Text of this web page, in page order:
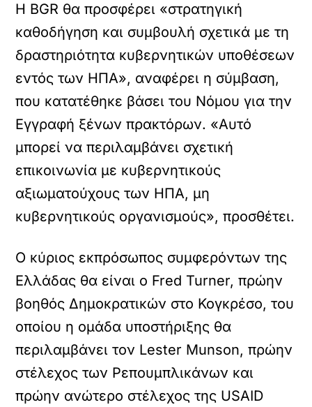
Η BGR θα προσφέρει «στρατηγική
καθοδήγηση και συμβουλή σχετικά με τη
δραστηριότητα κυβερνητικών υποθέσεων
εντός των ΗΠΑ», αναφέρει η σύμβαση,
που κατατέθηκε βάσει του Νόμου για την
Εγγραφή ξένων πρακτόρων. «Αυτό
μπορεί να περιλαμβάνει σχετική
επικοινωνία με κυβερνητικούς
αξιωματούχους των ΗΠΑ, μη
κυβερνητικούς οργανισμούς», προσθέτει.
Ο κύριος εκπρόσωπος συμφερόντων της
Ελλάδας θα είναι ο Fred Turner, πρώην
βοηθός Δημοκρατικών στο Κογκρέσο, του
οποίου η ομάδα υποστήριξης θα
περιλαμβάνει τον Lester Munson, πρώην
στέλεχος των Ρεπουμπλικάνων και
πρώην ανώτερο στέλεχος της USAID